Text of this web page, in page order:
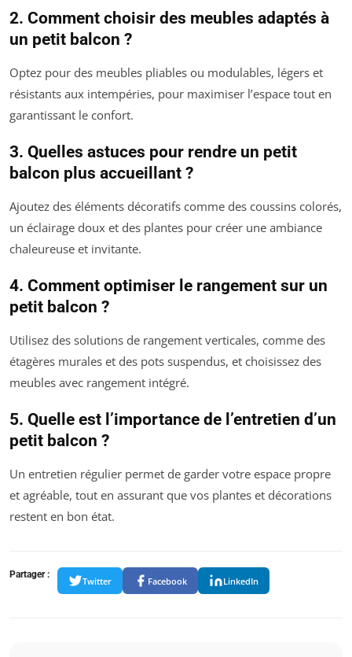
2. Comment choisir des meubles adaptés à
un petit balcon ?
Optez pour des meubles pliables ou modulables, légers et
résistants aux intempéries, pour maximiser l’espace tout en
garantissant le confort.
3. Quelles astuces pour rendre un petit
balcon plus accueillant ?
Ajoutez des éléments décoratifs comme des coussins colorés,
un éclairage doux et des plantes pour créer une ambiance
chaleureuse et invitante.
4. Comment optimiser le rangement sur un
petit balcon ?
Utilisez des solutions de rangement verticales, comme des
étagères murales et des pots suspendus, et choisissez des
meubles avec rangement intégré.
5. Quelle est l’importance de l’entretien d’un
petit balcon ?
Un entretien régulier permet de garder votre espace propre
et agréable, tout en assurant que vos plantes et décorations
restent en bon état.
Partager :
Twitter Facebook LinkedIn